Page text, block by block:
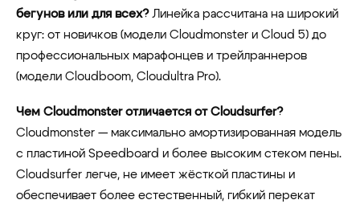
бегунов или для всех?Линейка рассчитана на широкий
круг: от новичков (модели Cloudmonster и Cloud 5) до
профессиональных марафонцев и трейлраннеров
(модели Cloudboom, Cloudultra Pro).
Чем Cloudmonster отличается от Cloudsurfer?
Cloudmonster — максимально амортизированная модель
с пластиной Speedboard и более высоким стеком пены.
Cloudsurfer легче, не имеет жёсткой пластины и
обеспечивает более естественный, гибкий перекат